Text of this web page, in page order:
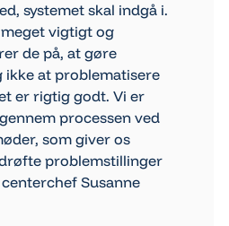
systemet skal indgå i.
vigtigt og
de på, at gøre
ikke at problematisere
er rigtig godt. Vi er
processen ved
som giver os
problemstillinger
Susanne